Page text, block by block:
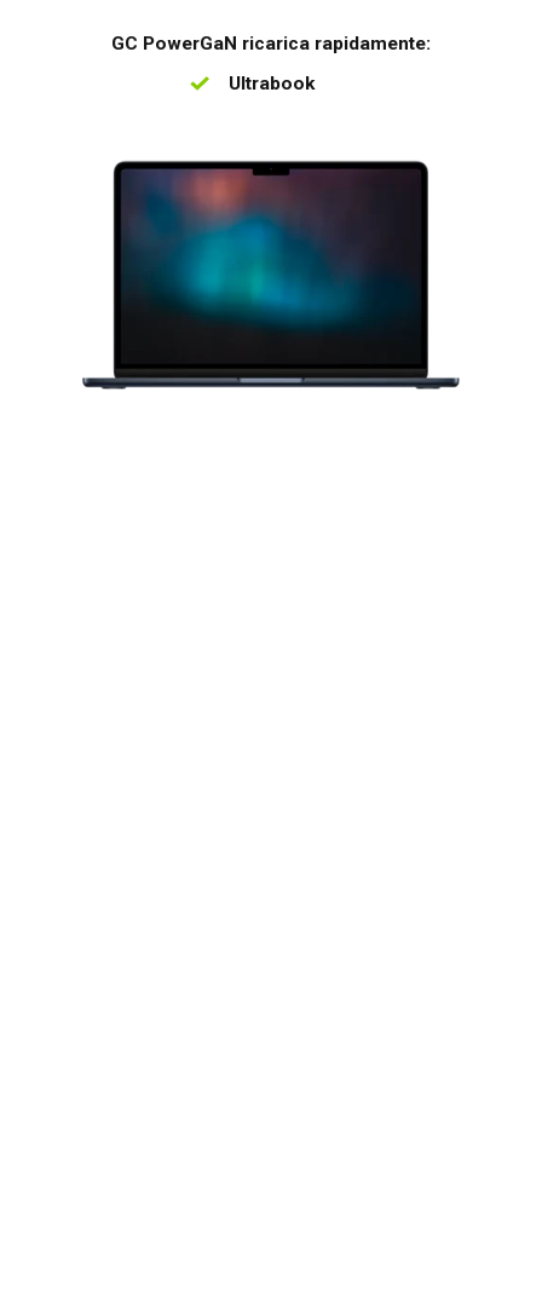
GC PowerGaN ricarica rapidamente:
Ultrabook